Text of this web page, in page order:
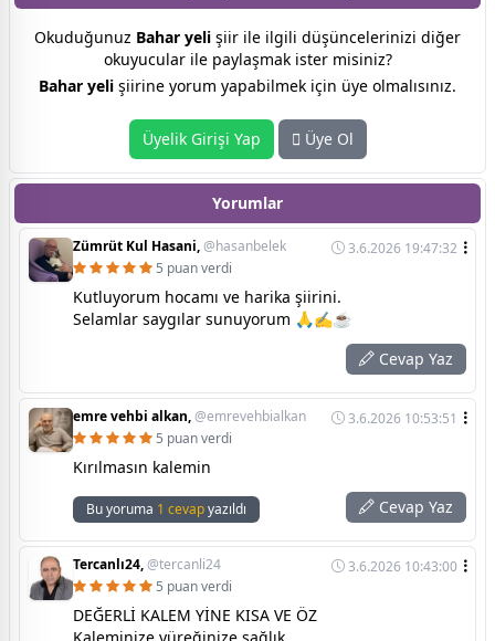
Okuduğunuz Bahar yeli şiir ile ilgili düşüncelerinizi diğer
okuyucular ile paylaşmak ister misiniz?
Bahar yeli şiirine yorum yapabilmek için üye olmalısınız.
Üyelik Girişi Yap Üye Ol
Yorumlar
Zümrüt Kul Hasani,@hasanbelek
3.6.2026 19:47:32
5 puan verdi
Kutluyorum hocamı ve harika şiirini.
Selamlar saygılar sunuyorum 🙏✍️☕
Cevap Yaz
emre vehbi alkan,@emrevehbialkan
3.6.2026 10:53:51
5 puan verdi
Kırılmasın kalemin
Bu yoruma 1 cevapyazıldı Cevap Yaz
Tercanlı24,@tercanli24
3.6.2026 10:43:00
5 puan verdi
DEĞERLİ KALEM YİNE KISA VE ÖZ
Kaleminize yüreğinize sağlık